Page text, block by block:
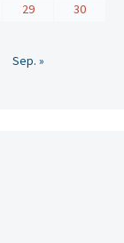
29
30
Sep. »